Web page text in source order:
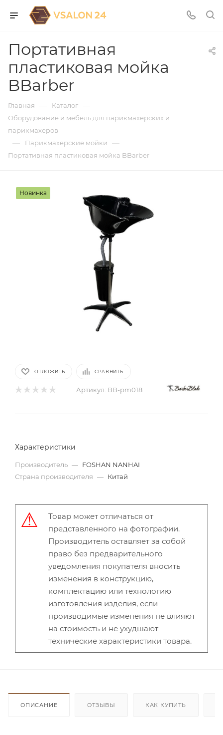
Портативная
пластиковая мойка
BBarber
Главная — Каталог —
Оборудование и мебель для парикмахерских и
парикмахеров
— Парикмахерские мойки —
Портативная пластиковая мойка BBarber
Новинка
ОТЛОЖИТЬ СРАВНИТЬ
Артикул: BB-pm018
Характеристики
Производитель — FOSHAN NANHAI
Страна производителя — Китай
Товар может отличаться от
представленного на фотографии.
Производитель оставляет за собой
право без предварительного
уведомления покупателя вносить
изменения в конструкцию,
комплектацию или технологию
изготовления изделия, если
производимые изменения не влияют
на стоимость и не ухудшают
технические характеристики товара.
ОПИСАНИЕ ОТЗЫВЫ КАК КУПИТЬ